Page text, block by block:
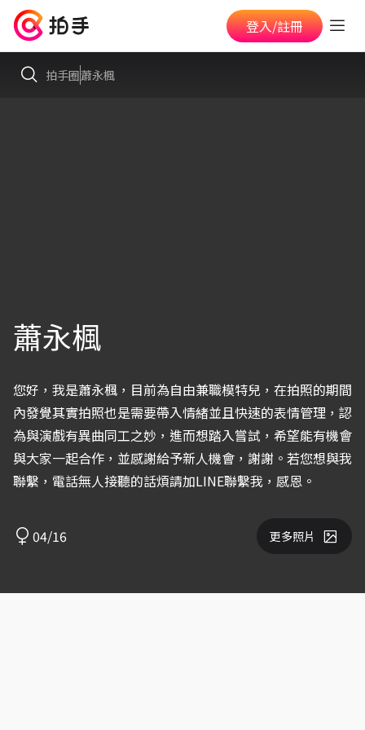
登入/註冊
拍手圈蕭永楓
蕭永楓
您好，我是蕭永楓，目前為自由兼職模特兒，在拍照的期間
內發覺其實拍照也是需要帶入情緒並且快速的表情管理，認
為與演戲有異曲同工之妙，進而想踏入嘗試，希望能有機會
與大家一起合作，並感謝給予新人機會，謝謝。若您想與我
聯繫，電話無人接聽的話煩請加LINE聯繫我，感恩。
04/16 更多照片